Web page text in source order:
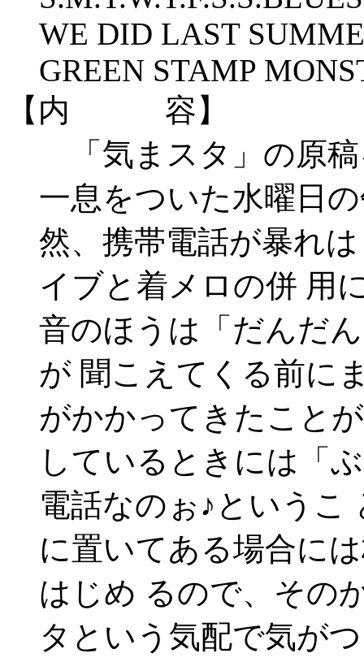
WE DID LAST
GREEN STAMP
【内 容】
「気まスタ」の原
一息をついた水曜日
然、携帯電話が暴れ
イブと着メロの併 用
音のほうは「だんだ
が 聞こえてくる前に
がかかってきたこと
しているときには「
電話なのぉ♪というこ
に置いてある場合に
はじめ るので、その
タという気配で気が